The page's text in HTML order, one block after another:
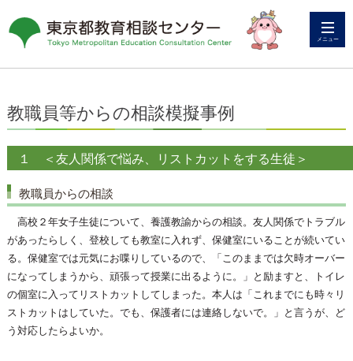
メニュー
教職員等からの相談模擬事例
１ ＜友人関係で悩み、リストカットをする生徒＞
教職員からの相談
高校２年女子生徒について、養護教諭からの相談。友人関係でトラブル
があったらしく、登校しても教室に入れず、保健室にいることが続いてい
る。保健室では元気にお喋りしているので、「このままでは欠時オーバー
になってしまうから、頑張って授業に出るように。」と励ますと、トイレ
の個室に入ってリストカットしてしまった。本人は「これまでにも時々リ
ストカットはしていた。でも、保護者には連絡しないで。」と言うが、ど
う対応したらよいか。